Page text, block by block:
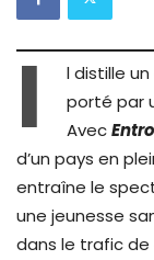
I
l distille
porté par
Avec
d’un pays en
entraîne le
une jeunesse
dans le trafic